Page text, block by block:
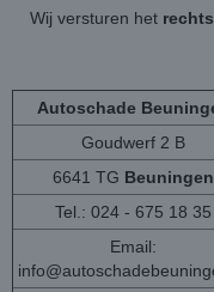
Wij versturen het
Autoschade
Goudwerf 2 B
6641 TG Beuningen
Tel.: 024 - 675 18 35
Email: